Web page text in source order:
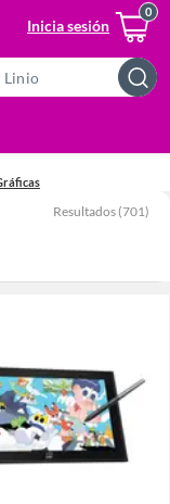
Inicia sesión
Bar
Resultados (701)